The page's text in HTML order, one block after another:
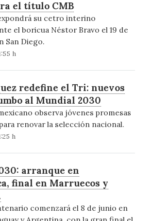
el título CMB
su cetro interino
el boricua Néstor Bravo el 19 de
San Diego.
h
redefine el Tri: nuevos
al Mundial 2030
observa jóvenes promesas
renovar la selección nacional.
h
arranque en
final en Marruecos y
comenzará el 8 de junio en